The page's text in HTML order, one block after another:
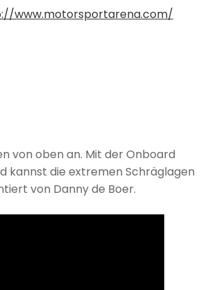
www.motorsportarena.com/
von oben an. Mit der Onboard
kannst die extremen Schräglagen
von Danny de Boer.